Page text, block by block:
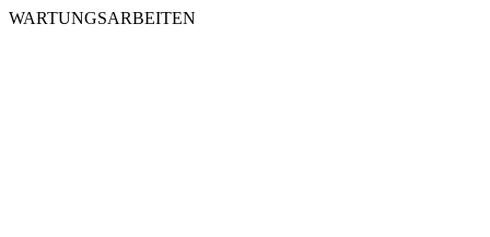
WARTUNGSARBEITEN